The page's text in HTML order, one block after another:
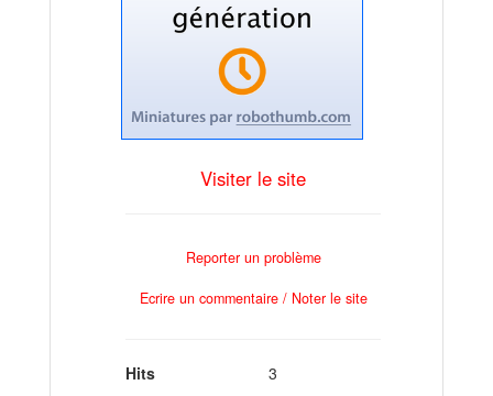
Visiter le site
Reporter un problème
Ecrire un commentaire / Noter le site
Hits
3